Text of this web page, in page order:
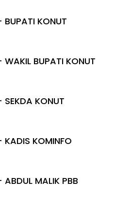
BUPATI KONUT
BUPATI KONUT
KONUT
KADIS KOMINFO
MALIK PBB